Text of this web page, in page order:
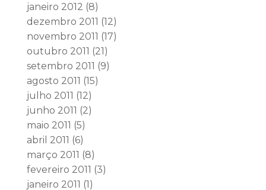
janeiro 2012 (8)
dezembro 2011 (12)
novembro 2011 (17)
outubro 2011 (21)
setembro 2011 (9)
agosto 2011 (15)
julho 2011 (12)
junho 2011 (2)
maio 2011 (5)
abril 2011 (6)
março 2011 (8)
fevereiro 2011 (3)
janeiro 2011 (1)